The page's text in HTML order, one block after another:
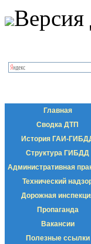
Версия
Главная
Сводка ДТП
История ГАИ-
Структура ГИБДД
Административная
Технический
Дорожная
Пропаганда
Вакансии
Полезные ссылки